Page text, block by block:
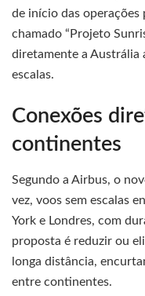
de início das
chamado “Projeto
diretamente a Austrália
escalas.
Conexões
continentes
Segundo a Airbus, o
vez, voos sem escalas
York e Londres, com
proposta é reduzir ou
longa distância,
entre continentes.